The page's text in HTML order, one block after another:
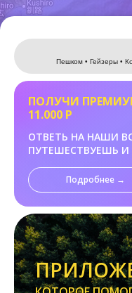
Пешком • Гейзеры •
ПОЛУЧИ
11.000 Р
ОТВЕТЬ НА НАШИ
ПУТЕШЕСТВУЕШЬ
Подробнее →